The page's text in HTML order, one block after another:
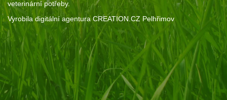
veterinární potřeby.
Vyrobila digitální agentura CREATION.CZ Pelhřimov